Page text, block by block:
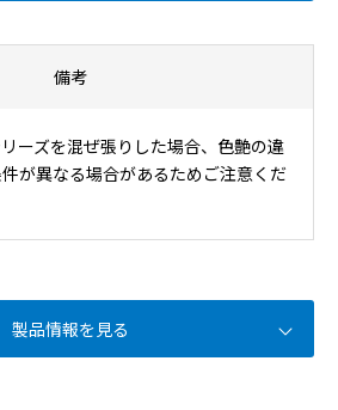
備考
ーズを混ぜ張りした場合、色艶の違
が異なる場合があるためご注意くだ
製品情報を見る